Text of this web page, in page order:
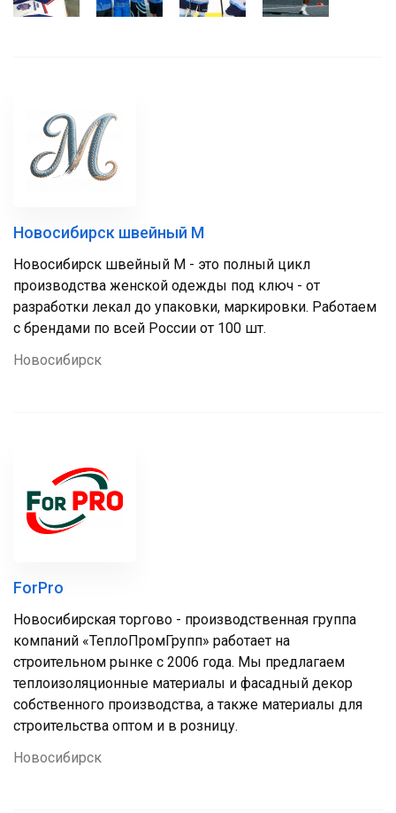
Новосибирск швейный М
Новосибирск швейный М - это полный цикл
производства женской одежды под ключ - от
разработки лекал до упаковки, маркировки. Работаем
с брендами по всей России от 100 шт.
Новосибирск
ForPro
Новосибирская торгово - производственная группа
компаний «ТеплоПромГрупп» работает на
строительном рынке с 2006 года. Мы предлагаем
теплоизоляционные материалы и фасадный декор
собственного производства, а также материалы для
строительства оптом и в розницу.
Новосибирск